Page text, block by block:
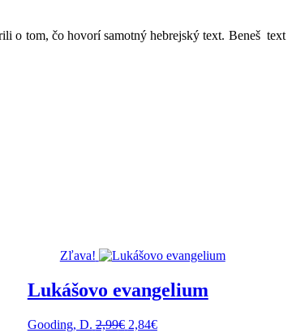
o tom, čo hovorí samotný hebrejský text. Beneš text
Zľava!
Lukášovo evangelium
Gooding, D. 2,99€ Pôvodná
2,84€Aktuálna